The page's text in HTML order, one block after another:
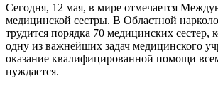
Сегодня, 12 мая, в мире отмечается
медицинской сестры. В Областной
трудится порядка 70 медицинских
одну из важнейших задач медицинского
оказание квалифицированной помощи
нуждается.